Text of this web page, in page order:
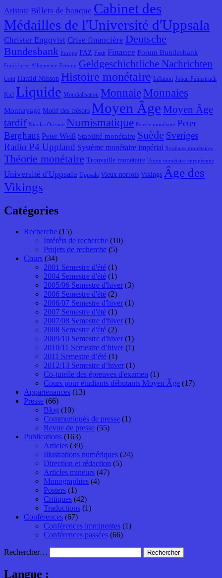
Aristote Billets de banque Cabinet des
Médailles de l'Université d'Uppsala
Christer Engqvist Crise financière Deutsche
Bundesbank
Europe FAZ Fazit Finance Forum Bundesbank
Frankfurter Allgemeine Zeitung Geldgeschichtliche Nachrichten
Gold Harald Nilsson Histoire monétaire Inflation Johan Palmstruch
Kiel Liquide Mondialisation Monnaie Monnaies
Monnayage Motif des trésors Moyen Âge Moyen Âge
tardif Nicolas Oresme Numismatique Pensée monétaire Peter
Berghaus Peter Weiß Stabilité monétaire Suède Sveriges
Radio P4 Uppland Système monétaire impérial Systèmes monétaires
Théorie monétaire Trouvaille monétaire Union monétaire européenne
Université d'Uppsala Uppsala Vieux norrois Vikings Âge des
Vikings
Catégories
Recherche (15)
Intérêts de recherche (10)
Projets de recherche (5)
Cours (34)
2001 Semestre d'été (1)
2004 Semestre d'été (1)
2005/06 Semestre d'hiver (3)
2006 Semestre d'été (2)
2006/07 Semestre d'hiver (1)
2007 Semestre d'été (1)
2007/08 Semestre d'hiver (1)
2008 Semestre d'été (2)
2009/10 Semestre d'hiver (1)
2010/11 Semestre d’hiver (1)
2011 Semestre d’été (1)
2012/13 Semestre d’hiver (1)
Co-tutelle des épreuves d'examen (1)
Cours pour étudiants débutants Moyen Âge (17)
Appartenances (13)
Presse (66)
Blog (10)
Communiqués de presse (1)
Revue de presse (55)
Publications (163)
Articles (39)
Illustrations numériques (24)
Direction et rédaction (5)
Articles mineurs (47)
Monographies (4)
Posters (1)
Critiques (42)
Traductions (1)
Conférences (67)
Conférences imminentes (1)
Conférences passées (66)
Rechercher…
Langue :